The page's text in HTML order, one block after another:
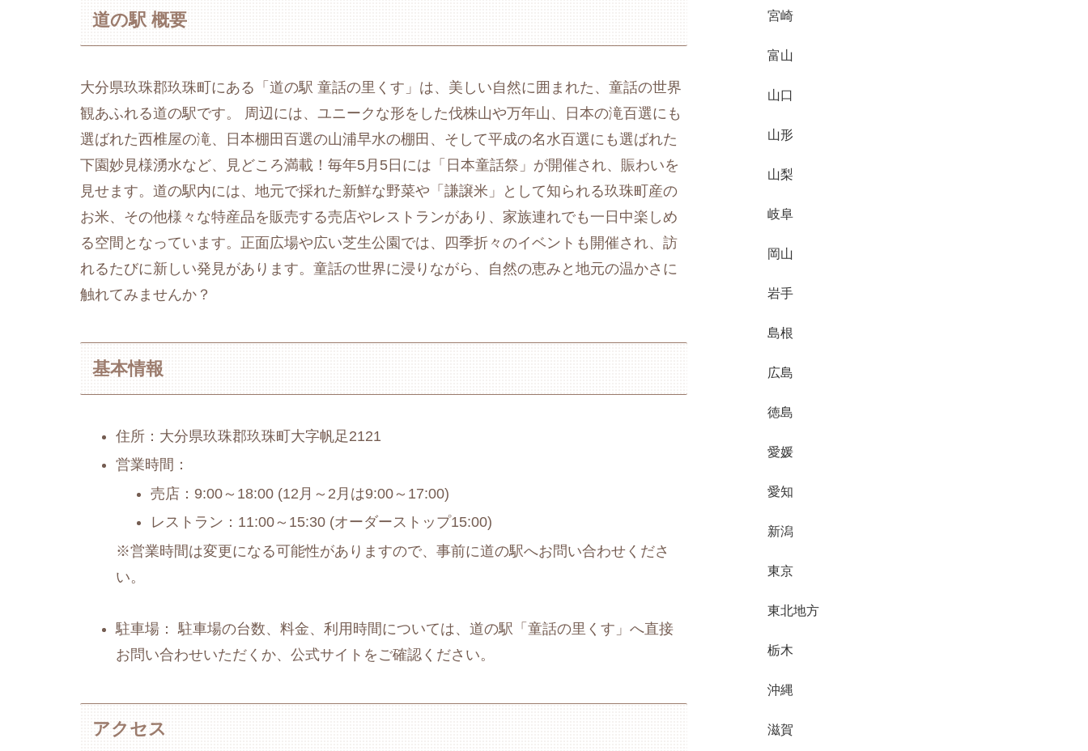
道の駅 概要
大分県玖珠郡玖珠町にある「道の駅 童話の里くす」は、美しい自然に囲まれた、童話の世界
観あふれる道の駅です。 周辺には、ユニークな形をした伐株山や万年山、日本の滝百選にも
選ばれた西椎屋の滝、日本棚田百選の山浦早水の棚田、そして平成の名水百選にも選ばれた
下園妙見様湧水など、見どころ満載！毎年5月5日には「日本童話祭」が開催され、賑わいを
見せます。道の駅内には、地元で採れた新鮮な野菜や「謙譲米」として知られる玖珠町産の
お米、その他様々な特産品を販売する売店やレストランがあり、家族連れでも一日中楽しめ
る空間となっています。正面広場や広い芝生公園では、四季折々のイベントも開催され、訪
れるたびに新しい発見があります。童話の世界に浸りながら、自然の恵みと地元の温かさに
触れてみませんか？
基本情報
住所：大分県玖珠郡玖珠町大字帆足2121
営業時間：
売店：9:00～18:00 (12月～2月は9:00～17:00)
レストラン：11:00～15:30 (オーダーストップ15:00)
※営業時間は変更になる可能性がありますので、事前に道の駅へお問い合わせくださ
い。
駐車場： 駐車場の台数、料金、利用時間については、道の駅「童話の里くす」へ直接
お問い合わせいただくか、公式サイトをご確認ください。
アクセス
宮崎
富山
山口
山形
山梨
岐阜
岡山
岩手
島根
広島
徳島
愛媛
愛知
新潟
東京
東北地方
栃木
沖縄
滋賀